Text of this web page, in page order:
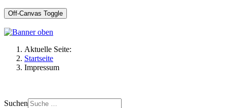
Off-Canvas Toggle
Aktuelle Seite:
Startseite
Impressum
Suchen